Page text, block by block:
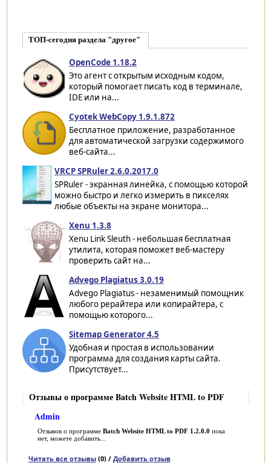
ТОП-сегодня раздела "другое"
OpenCode 1.18.2
Это агент с открытым исходным кодом,
который помогает писать код в терминале,
IDE или на...
Cyotek WebCopy 1.9.1.872
Бесплатное приложение, разработанное
для автоматической загрузки содержимого
веб-сайта...
VRCP SPRuler 2.6.0.2017.0
SPRuler - экранная линейка, с помощью которой
можно быстро и легко измерить в пикселях
любые объекты на экране монитора...
Xenu 1.3.8
Xenu Link Sleuth - небольшая бесплатная
утилита, которая поможет веб-мастеру
проверить сайт на...
Advego Plagiatus 3.0.19
Advego Plagiatus - незаменимый помощник
любого рерайтера или копирайтера, с
помощью которого...
Sitemap Generator 4.5
Удобная и простая в использовании
программа для создания карты сайта.
Присутствует...
Отзывы о программе Batch Website HTML to PDF
Admin
Отзывов о программе Batch Website HTML to PDF 1.2.0.0 пока
нет, можете добавить...
Читать все отзывы(0) / Добавить отзыв